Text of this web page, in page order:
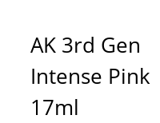
AK 3rd Gen
Intense Pink
17ml